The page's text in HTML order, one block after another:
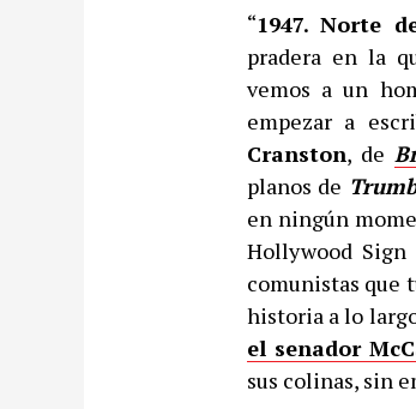
“1947. Norte
pradera en la
vemos a un
empezar a
Cranston, de
planos de
en ningún
Hollywood
comunistas que
historia a lo
el senador
sus colinas, sin